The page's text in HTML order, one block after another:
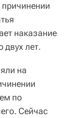
наказание
двух лет.
на
по
Сейчас